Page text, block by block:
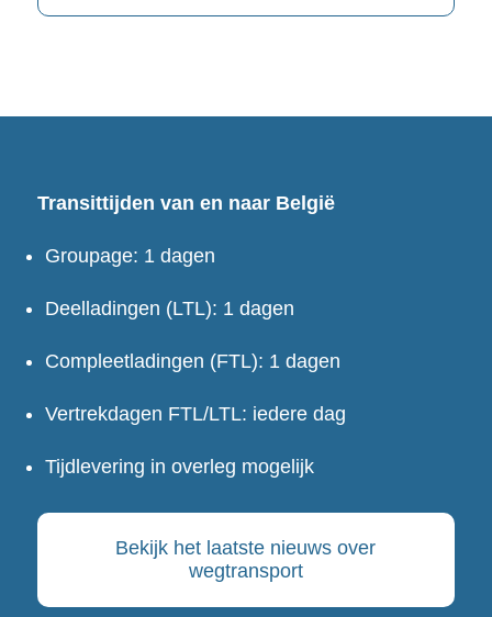
Transittijden van en naar België
Groupage: 1 dagen
Deelladingen (LTL): 1 dagen
Compleetladingen (FTL): 1 dagen
Vertrekdagen FTL/LTL: iedere dag
Tijdlevering in overleg mogelijk
Bekijk het laatste nieuws over
wegtransport